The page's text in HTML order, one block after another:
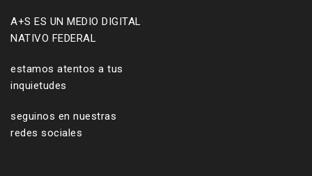
A+S ES UN MEDIO DIGITAL
NATIVO FEDERAL
estamos atentos a tus
inquietudes
seguinos en nuestras
redes sociales